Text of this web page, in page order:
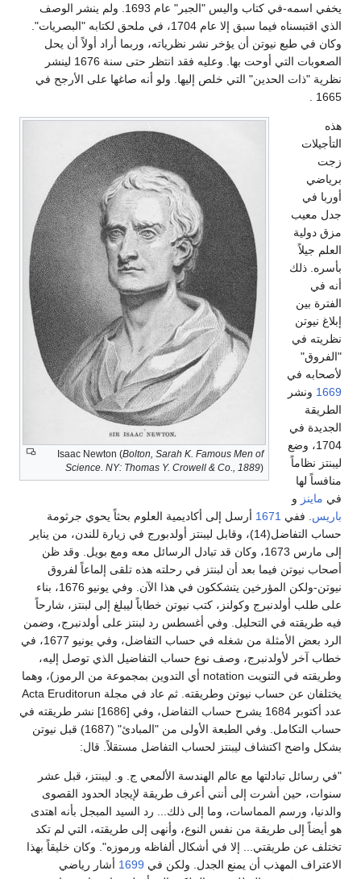
يخفي اسمه-في كتاب واليس "الجبر" عام 1693. ولم ينشر الوصف
الذي اقتبسناه فيما سبق إلا عام 1704، في ملحق لكتابه "البصريات".
وكان في طبع نيوتن أن يؤخر نشر نظرياته، وربما أراد أولاً أن يحل
الصعوبات التي أوحت بها. وعليه فقد انتظر حتى سنة 1676 لينشر
نظرية "ذات الحدين" التي خلص إليها. ولو أنه صاغها على الأرجح في
1665 .
Isaac Newton (Bolton, Sarah K. Famous Men of
Science. NY: Thomas Y. Crowell & Co., 1889)
هذه
التأجيلات
زجت
برياضي
أوربا في
جدل معيب
مزق دولية
العلم جيلاً
بأسره. ذلك
أنه في
الفترة بين
إبلاغ نيوتن
نظريته في
"الفروق"
لأصحابه في
1669 ونشر
الطريقة
الجديدة في
1704، وضع
ليبنتز نظاماً
منافساً لها
في ماينز و
باريس. ففي 1671 أرسل إلى أكاديمية العلوم بحثاً يحوي جرثومة
حساب التفاضل(14)، وقابل ليبنتز أولدبورج في زيارة للندن، من يناير
إلى مارس 1673، وكان قد تبادل الرسائل معه ومع بويل. وقد ظن
أصحاب نيوتن فيما بعد أن لبنتز في رحلته هذه تلقى إلماعاً لفروق
نيوتن-ولكن المؤرخين يتشككون في هذا الآن. وفي يونيو 1676، بناء
على طلب أولدنبرج وكولنز، كتب نيوتن خطاباً ليبلغ إلى لبنتز، شارحاً
فيه طريقته في التحليل. وفي أغسطس رد لبنتز على أولدنبرج، وضمن
الرد بعض الأمثلة من شغله في حساب التفاضل، وفي يونيو 1677، في
خطاب آخر لأولدنبرج، وصف نوع حساب التفاضيل الذي توصل إليه،
وطريقته في التنويت notation أي التدوين بمجموعة من الرموز)، وهما
يختلفان عن حساب نيوتن وطريقته. ثم عاد في مجلة Acta Eruditorun
عدد أكتوبر 1684 يشرح حساب التفاضل، وفي [1686] نشر طريقته في
حساب التكامل. وفي الطبعة الأولى من "المبادئ" (1687) قبل نيوتن
بشكل واضح اكتشاف ليبنتز لحساب التفاضل مستقلاً. قال:
"في رسائل تبادلتها مع عالم الهندسة الألمعي ج. و. ليبنتز، قبل عشر
سنوات، حين أشرت إلى أنني أعرف طريقة لإيجاد الحدود القصوى
والدنيا، ورسم المماسات، وما إلى ذلك... رد السيد المبجل بأنه اهتدى
هو أيضاً إلى طريقة من نفس النوع، وأنهى إلى طريقته، التي لم تكد
تختلف عن طريقتي... إلا في أشكال ألفاظه ورموزه". وكان خليقاً بهذا
الاعتراف المهذب أن يمنع الجدل. ولكن في 1699 أشار رياضي